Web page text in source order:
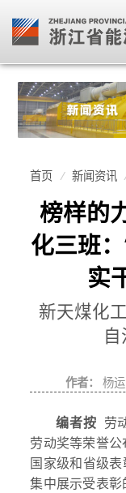
首页 / 新闻资讯
榜样的
化三班
实
新天煤化
作者： 杨
编者按 劳
劳动奖等荣誉
国家级和省级表
集中展示受表